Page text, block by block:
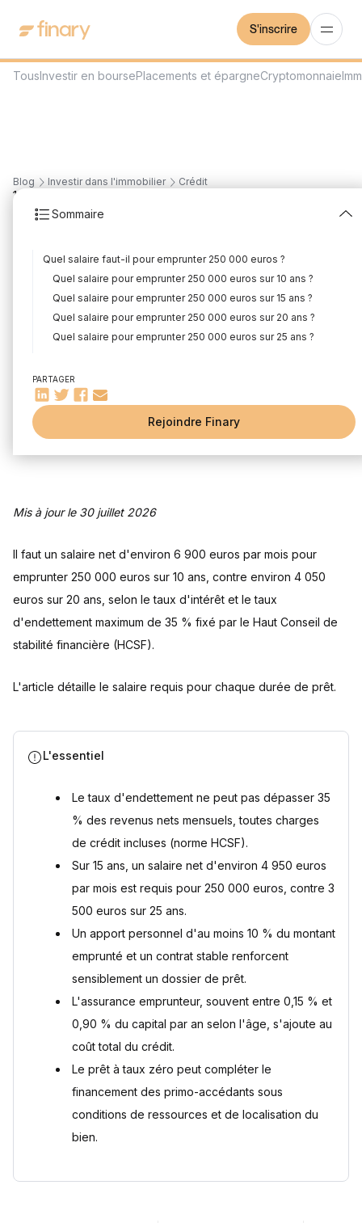
S'inscrire
TousInvestir en boursePlacements et épargneCryptomonnaie
Blog Investir dans l'immobilier Crédit
Sommaire
Quel salaire faut-il pour emprunter 250 000 euros ?
Quel salaire pour emprunter 250 000 euros sur 10 ans ?
Quel salaire pour emprunter 250 000 euros sur 15 ans ?
Quel salaire pour emprunter 250 000 euros sur 20 ans ?
Quel salaire pour emprunter 250 000 euros sur 25 ans ?
Facteurs influençant la capacité d'emprunt
L'importance du taux d'endettement
Comment le taux d'intérêt et l'assurance influencent-ils le
coût d'un emprunt de 250 000 € ?
Optimiser votre dossier de prêt
Questions fréquentes
immobilier de 250 000 euros sans apport ?
Quel est le montant de la mensualité pour un emprunt de
Peut-on emprunter 250 000 euros sur 5 ans et quel serait le
Quel salaire faut-il pour un couple empruntant à deux 250
PARTAGER
Rejoindre Finary
12
emprunter 250 000 €
Mis à jour le 30 juillet 2026
Il faut un salaire net d'environ 6 900 euros par mois pour
emprunter 250 000 euros sur 10 ans, contre environ 4 050
euros sur 20 ans, selon le taux d'intérêt et le taux
d'endettement maximum de 35 % fixé par le Haut Conseil de
stabilité financière (HCSF).
L'article détaille le salaire requis pour chaque durée de prêt.
L'essentiel
Le taux d'endettement ne peut pas dépasser 35
% des revenus nets mensuels, toutes charges
de crédit incluses (norme HCSF).
Sur 15 ans, un salaire net d'environ 4 950 euros
par mois est requis pour 250 000 euros, contre 3
500 euros sur 25 ans.
Un apport personnel d'au moins 10 % du montant
emprunté et un contrat stable renforcent
sensiblement un dossier de prêt.
L'assurance emprunteur, souvent entre 0,15 % et
0,90 % du capital par an selon l'âge, s'ajoute au
coût total du crédit.
Le prêt à taux zéro peut compléter le
financement des primo-accédants sous
conditions de ressources et de localisation du
bien.